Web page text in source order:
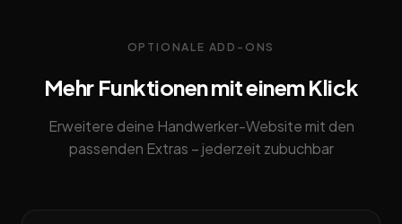
OPTIONALE ADD-ONS
Mehr Funktionen mit einem Klick
Erweitere deine Handwerker-Website mit den
passenden Extras – jederzeit zubuchbar